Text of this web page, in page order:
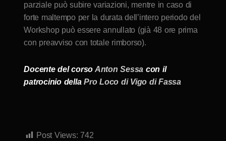
parziale può subire variazioni, mentre in caso di
forte maltempo per la durata dell’intero periodo del
Workshop può essere annullato (già 48 ore prima
con preavviso con totale rimborso).
Docente del corso Anton Sessa con il
patrocinio dellaPro Loco di Vigo di Fassa
Post Views: 742